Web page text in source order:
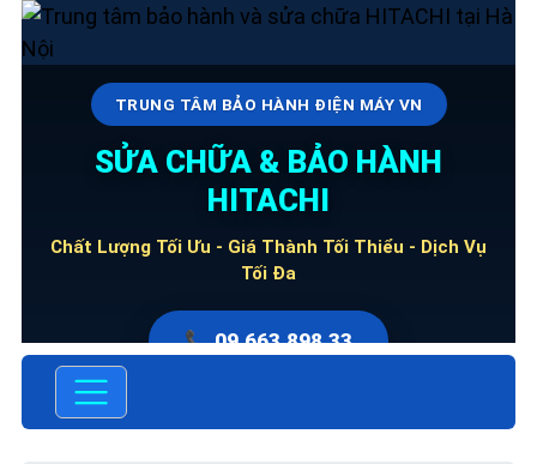
TRUNG TÂM BẢO HÀNH ĐIỆN MÁY VN
SỬA CHỮA & BẢO HÀNH
HITACHI
Chất Lượng Tối Ưu - Giá Thành Tối Thiểu - Dịch Vụ
Tối Đa
📞 09.663.898.33